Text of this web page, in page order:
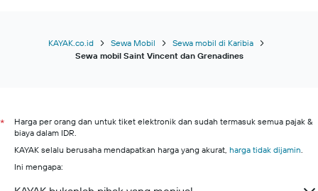
Rental Mobil di Penang
KAYAK.co.id Sewa Mobil
Sewa mobil di Karibia
Sewa mobil Saint Vincent dan Grenadines
*
Harga per orang dan untuk tiket elektronik dan sudah termasuk semua pajak &
biaya dalam IDR.
KAYAK selalu berusaha mendapatkan harga yang akurat, harga tidak dijamin.
Ini mengapa: